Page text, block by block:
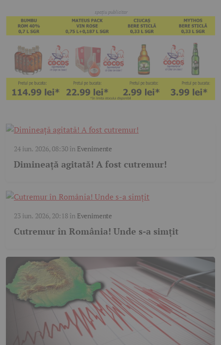
24 iun. 2026, 08:30în Evenimente
Dimineață agitată! A fost cutremur!
23 iun. 2026, 20:18în Evenimente
Cutremur în România! Unde s-a simțit